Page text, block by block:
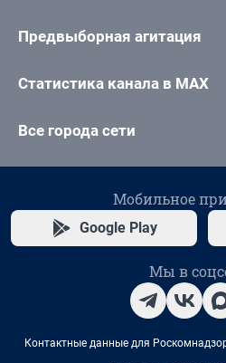
Предвыборная агитация
Статистика канала в MAX
Все города сети
Мобильное
Google Play
Мы в
Контактные данные для